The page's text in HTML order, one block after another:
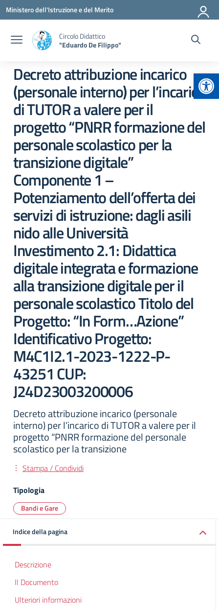
Vai ai contenuti
Vai al menu di navigazione
Vai al footer
Ministero dell'Istruzione e del Merito
Circolo Didattico
"Eduardo De Filippo"
Decreto attribuzione incarico
(personale interno) per l’incarico
di TUTOR a valere per il
progetto “PNRR formazione del
personale scolastico per la
transizione digitale”
Componente 1 –
Potenziamento dell’offerta dei
servizi di istruzione: dagli asili
nido alle Università
Investimento 2.1: Didattica
digitale integrata e formazione
alla transizione digitale per il
personale scolastico Titolo del
Progetto: “In Form…Azione”
Identificativo Progetto:
M4C1I2.1-2023-1222-P-
43251 CUP:
J24D23003200006
Decreto attribuzione incarico (personale
interno) per l’incarico di TUTOR a valere per il
progetto “PNRR formazione del personale
scolastico per la transizione
Stampa / Condividi
Tipologia
Bandi e Gare
Indice della pagina
Descrizione
Il Documento
Ulteriori informazioni